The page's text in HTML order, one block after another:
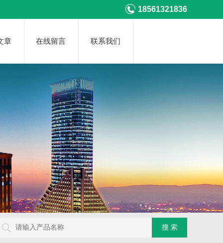
18561321836
章 在线留言 联系我们